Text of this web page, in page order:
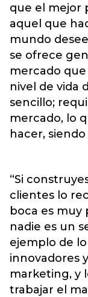
que el mejor
aquel que
mundo
se ofrece
mercado
nivel de vida
sencillo;
mercado, lo
hacer,
“Si
clientes lo
boca es muy
nadie es un
ejemplo de
innovadores
marketing, y
trabajar el